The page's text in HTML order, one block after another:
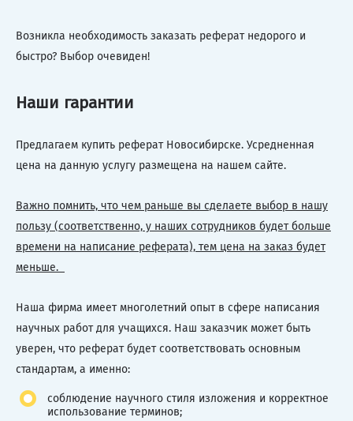
Возникла необходимость заказать реферат недорого и
быстро? Выбор очевиден!
Наши гарантии
Предлагаем купить реферат Новосибирске. Усредненная
цена на данную услугу размещена на нашем сайте.
Важно помнить, что чем раньше вы сделаете выбор в нашу
пользу (соответственно, у наших сотрудников будет больше
времени на написание реферата), тем цена на заказ будет
меньше.
Наша фирма имеет многолетний опыт в сфере написания
научных работ для учащихся. Наш заказчик может быть
уверен, что реферат будет соответствовать основным
стандартам, а именно:
соблюдение научного стиля изложения и корректное
использование терминов;